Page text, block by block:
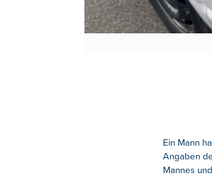
Ein Mann
Angaben
Mannes